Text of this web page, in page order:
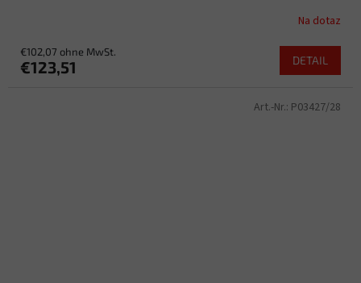
Na dotaz
€102,07 ohne MwSt.
€123,51 DETAIL
Art.-Nr.: P03427/28